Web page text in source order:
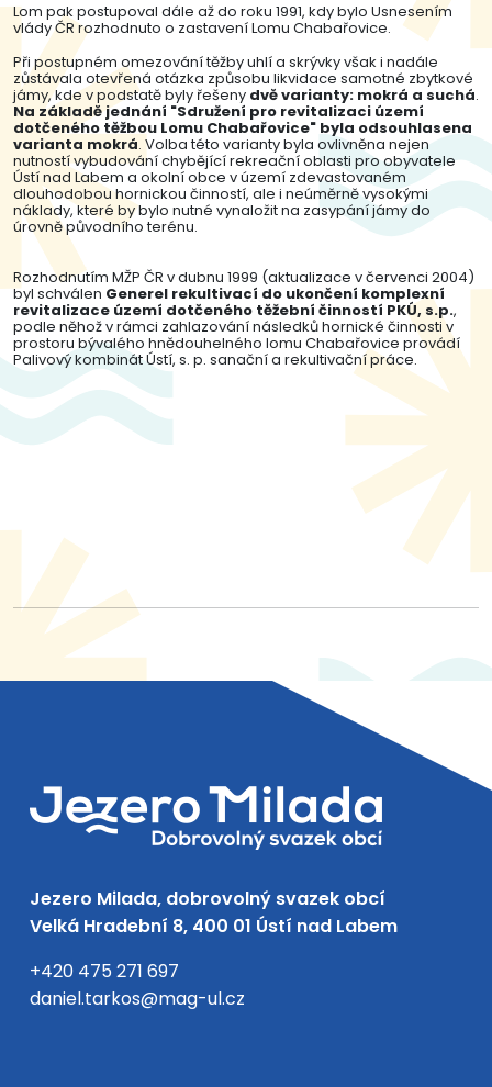
Lom pak postupoval dále až do roku 1991, kdy bylo Usnesením
vlády ČR rozhodnuto o zastavení Lomu Chabařovice.
Při postupném omezování těžby uhlí a skrývky však i nadále
zůstávala otevřená otázka způsobu likvidace samotné zbytkové
jámy, kde v podstatě byly řešeny dvě varianty: mokrá a suchá.
Na základě jednání "Sdružení pro revitalizaci území
dotčeného těžbou Lomu Chabařovice" byla odsouhlasena
varianta mokrá. Volba této varianty byla ovlivněna nejen
nutností vybudování chybějící rekreační oblasti pro obyvatele
Ústí nad Labem a okolní obce v území zdevastovaném
dlouhodobou hornickou činností, ale i neúměrně vysokými
náklady, které by bylo nutné vynaložit na zasypání jámy do
úrovně původního terénu.
Rozhodnutím MŽP ČR v dubnu 1999 (aktualizace v červenci 2004)
byl schválen Generel rekultivací do ukončení komplexní
revitalizace území dotčeného těžební činností PKÚ, s.p.,
podle něhož v rámci zahlazování následků hornické činnosti v
prostoru bývalého hnědouhelného lomu Chabařovice provádí
Palivový kombinát Ústí, s. p. sanační a rekultivační práce.
Jezero Milada, dobrovolný svazek obcí
Velká Hradební 8, 400 01 Ústí nad Labem
+420 475 271 697
daniel.tarkos@mag-ul.cz